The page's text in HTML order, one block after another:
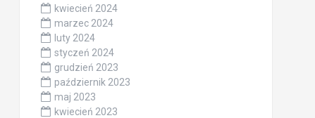
kwiecień 2024
marzec 2024
luty 2024
styczeń 2024
grudzień 2023
październik 2023
maj 2023
kwiecień 2023